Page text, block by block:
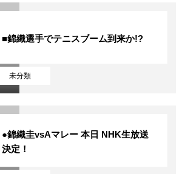
未分類
■錦織選手でテニスブーム到来か!?
●錦織圭vsAマレー 本日 NHK生放送
決定！